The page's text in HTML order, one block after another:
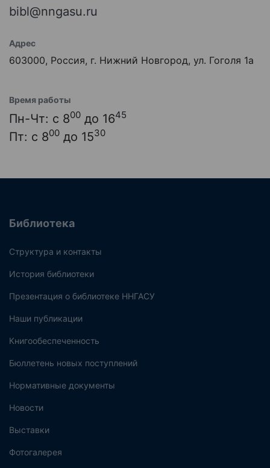
bibl@nngasu.ru
Адрес
603000, Россия, г. Нижний Новгород, ул. Гоголя 1а
Время работы
Пн-Чт: с 800 до 1645
Пт: с 800 до 1530
Библиотека
Структура и контакты
История библиотеки
Презентация о библиотеке ННГАСУ
Наши публикации
Книгообеспеченность
Бюллетень новых поступлений
Нормативные документы
Новости
Выставки
Фотогалерея